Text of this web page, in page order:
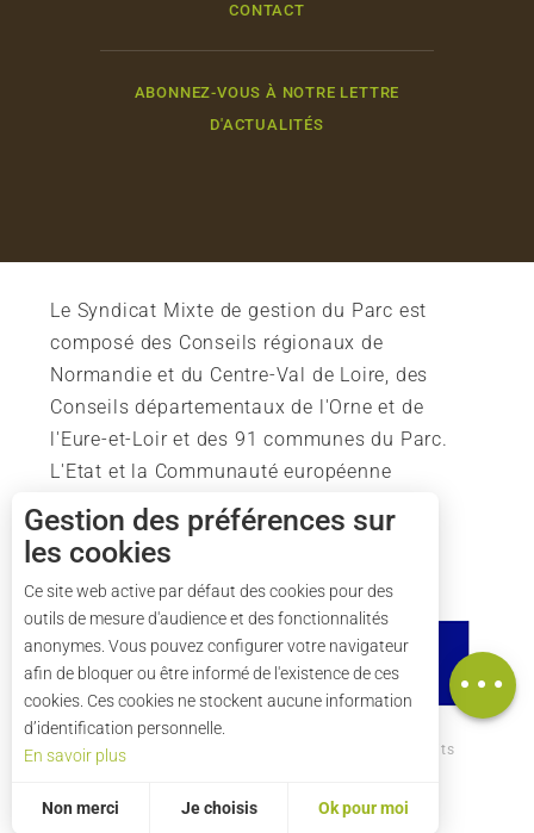
Horaires
Carte
CONTACT
ABONNEZ-VOUS À NOTRE LETTRE
D'ACTUALITÉS
Le Syndicat Mixte de gestion du Parc est
composé des Conseils régionaux de
Normandie et du Centre-Val de Loire, des
Conseils départementaux de l'Orne et de
l'Eure-et-Loir et des 91 communes du Parc.
L'Etat et la Communauté européenne
soutiennent également l'action du Parc.
Comment venir ? Crédits
Plan du site
Gestion des préférences sur
les cookies
Ce site web active par défaut des cookies pour des
outils de mesure d'audience et des fonctionnalités
anonymes. Vous pouvez configurer votre navigateur
afin de bloquer ou être informé de l'existence de ces
cookies. Ces cookies ne stockent aucune information
d’identification personnelle.
En savoir plus
Non merci Je choisis Ok pour moi